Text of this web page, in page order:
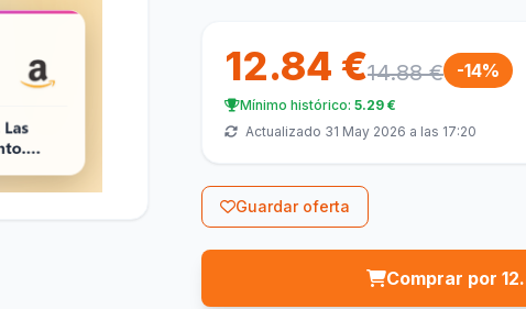
12.84 €14.88 € -14%
Mínimo histórico: 5.29 €
Actualizado 31 May 2026 a las 17:20
Guardar oferta
Comprar por